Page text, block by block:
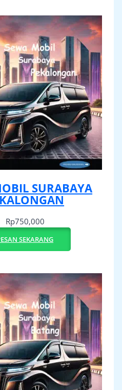
SURABAYA
Rp750,000
SEKARANG